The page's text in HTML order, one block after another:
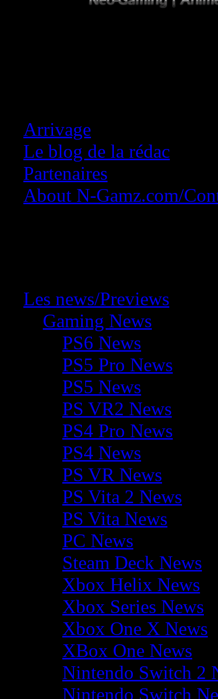
Arrivage
Le blog de la rédac
Partenaires
About N-Gamz.com/
Les news/Previews
Gaming News
PS6 News
PS5 Pro News
PS5 News
PS VR2 News
PS4 Pro News
PS4 News
PS VR News
PS Vita 2 News
PS Vita News
PC News
Steam Deck News
Xbox Helix News
Xbox Series News
Xbox One X News
XBox One News
Nintendo Switch 2
Nintendo Switch